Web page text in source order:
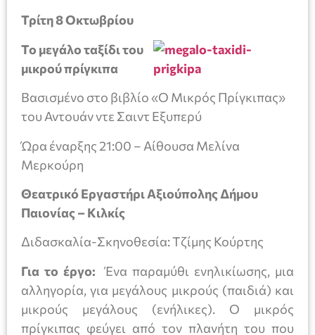
Τρίτη 8 Οκτωβρίου
Το μεγάλο ταξίδι του
μικρού πρίγκιπα
Βασισμένο στο βιβλίο «Ο Μικρός Πρίγκιπας»
του Αντουάν ντε Σαιντ Εξυπερύ
Ώρα έναρξης 21:00 – Αίθουσα Μελίνα
Μερκούρη
Θεατρικό Εργαστήρι Αξιούπολης Δήμου
Παιονίας – Κιλκίς
Διδασκαλία-Σκηνοθεσία: Τζίμης Κούρτης
Για το έργο:Ένα παραμύθι ενηλικίωσης, μια
αλληγορία, για μεγάλους μικρούς (παιδιά) και
μικρούς μεγάλους (ενήλικες). Ο μικρός
πρίγκιπας φεύγει από τον πλανήτη του που